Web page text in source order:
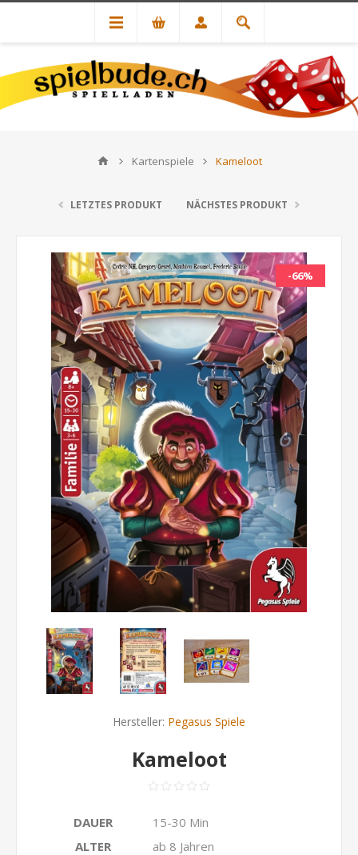
Kartenspiele Kameloot
LETZTES PRODUKT NÄCHSTES PRODUKT
-66%
Hersteller: Pegasus Spiele
Kameloot
DAUER
15-30 Min
ALTER
ab 8 Jahren